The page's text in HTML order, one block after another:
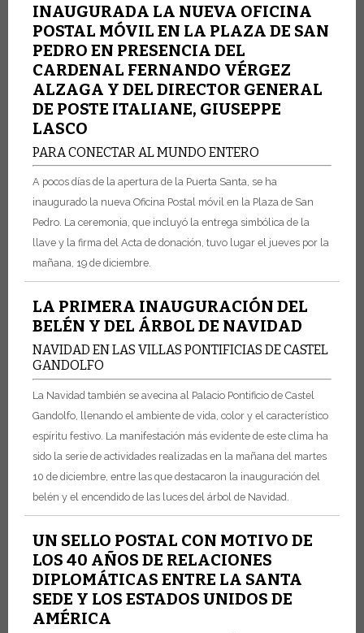
INAUGURADA LA NUEVA OFICINA
POSTAL MÓVIL EN LA PLAZA DE SAN
PEDRO EN PRESENCIA DEL
CARDENAL FERNANDO VÉRGEZ
ALZAGA Y DEL DIRECTOR GENERAL
DE POSTE ITALIANE, GIUSEPPE
LASCO
PARA CONECTAR AL MUNDO ENTERO
A pocos días de la apertura de la Puerta Santa, se ha
inaugurado la nueva Oficina Postal móvil en la Plaza de San
Pedro. La ceremonia, que incluyó la entrega simbólica de la
llave y la firma del Acta de donación, tuvo lugar el jueves por la
mañana, 19 de diciembre.
LA PRIMERA INAUGURACIÓN DEL
BELÉN Y DEL ÁRBOL DE NAVIDAD
NAVIDAD EN LAS VILLAS PONTIFICIAS DE CASTEL
GANDOLFO
La Navidad también se avecina al Palacio Pontificio de Castel
Gandolfo, llenando el ambiente de vida, color y el característico
espíritu festivo. La manifestación más evidente de este clima ha
sido la serie de actividades realizadas en la mañana del martes
10 de diciembre, entre las que destacaron la inauguración del
belén y el encendido de las luces del árbol de Navidad.
UN SELLO POSTAL CON MOTIVO DE
LOS 40 AÑOS DE RELACIONES
DIPLOMÁTICAS ENTRE LA SANTA
SEDE Y LOS ESTADOS UNIDOS DE
AMÉRICA